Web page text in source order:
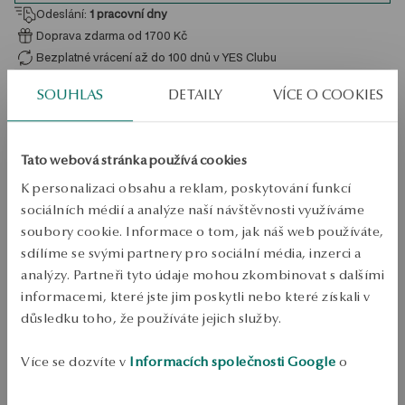
SOUHLAS DETAILY VÍCE O COOKIES
Tato webová stránka používá cookies
K personalizaci obsahu a reklam, poskytování funkcí
sociálních médií a analýze naší návštěvnosti využíváme
soubory cookie. Informace o tom, jak náš web používáte,
sdílíme se svými partnery pro sociální média, inzerci a
analýzy. Partneři tyto údaje mohou zkombinovat s dalšími
informacemi, které jste jim poskytli nebo které získali v
důsledku toho, že používáte jejich služby.
Více se dozvíte v Informacích společnosti Google o
Odeslání: 1 pracovní dny
Doprava zdarma od 1700 Kč
Bezplatné vrácení až do 100 dnů v YES Clubu
PODROBNOSTI
Kov: Stříbro
Jemnost: 925
Styl: Jemný, Romantický, Minimalistický
Téma: písmeno E, písmena
Délka: 47 cm
Šířka: 0,1 cm